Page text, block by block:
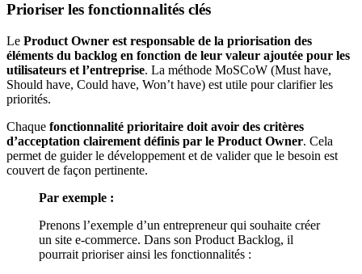
Prioriser les fonctionnalités clés
Le Product Owner est responsable de la priorisation des
éléments du backlog en fonction de leur valeur ajoutée pour les
utilisateurs et l’entreprise. La méthode MoSCoW (Must have,
Should have, Could have, Won’t have) est utile pour clarifier les
priorités.
Chaque fonctionnalité prioritaire doit avoir des critères
d’acceptation clairement définis par le Product Owner. Cela
permet de guider le développement et de valider que le besoin est
couvert de façon pertinente.
Par exemple :
Prenons l’exemple d’un entrepreneur qui souhaite créer
un site e-commerce. Dans son Product Backlog, il
pourrait prioriser ainsi les fonctionnalités :